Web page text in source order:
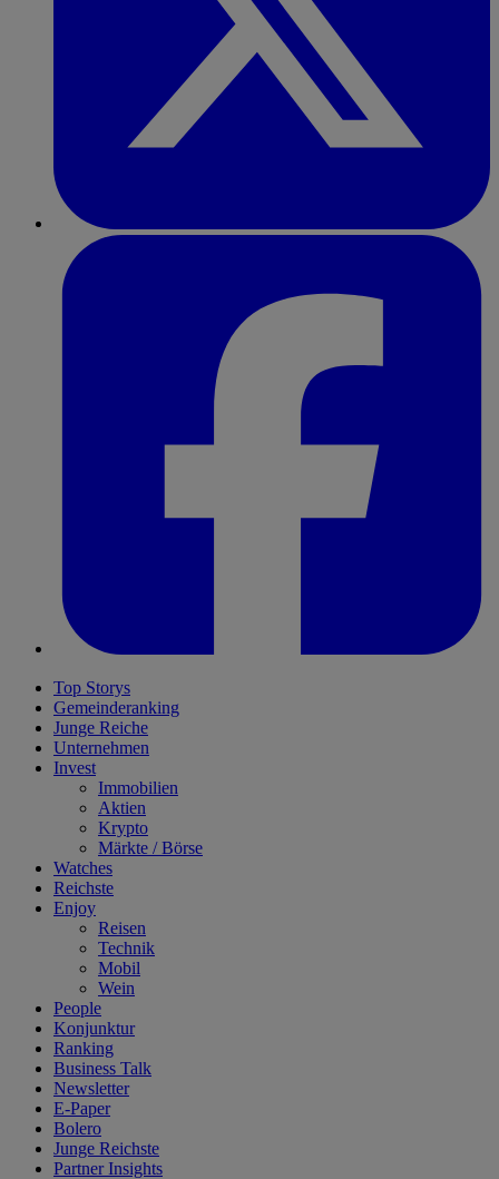
Top Storys
Gemeinderanking
Junge Reiche
Unternehmen
Invest
Immobilien
Aktien
Krypto
Märkte / Börse
Watches
Reichste
Enjoy
Reisen
Technik
Mobil
Wein
People
Konjunktur
Ranking
Business Talk
Newsletter
E-Paper
Bolero
Junge Reichste
Partner Insights